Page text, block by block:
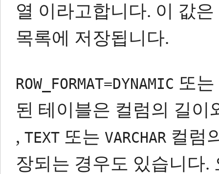
열 이라고합니다. 이 값
목록에 저장됩니다.
ROW_FORMAT=DYNAMIC 또는
된 테이블은 컬럼의 길
, TEXT 또는 VARCHAR 컬럼
장되는 경우도 있습니다.